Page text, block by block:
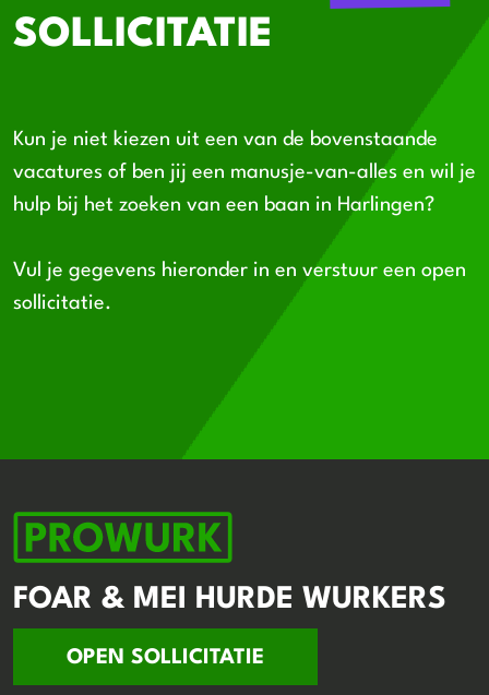
SOLLICITATIE
Kun je niet kiezen uit een van de bovenstaande
vacatures of ben jij een manusje-van-alles en wil je
hulp bij het zoeken van een baan in Harlingen?
Vul je gegevens hieronder in en verstuur een open
sollicitatie.
FOAR & MEI HURDE WURKERS
OPEN SOLLICITATIE